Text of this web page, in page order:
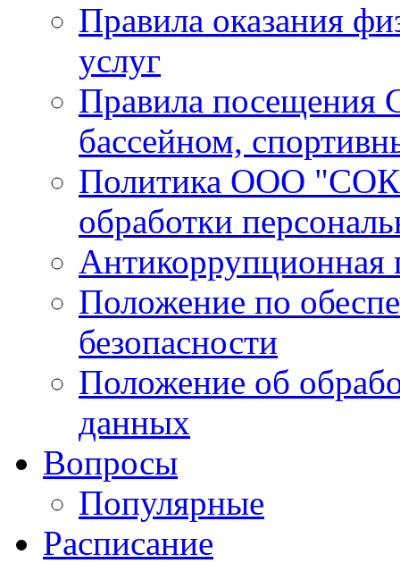
Правила оказания
услуг
Правила посещения
бассейном,
Политика ООО "СОК
обработки
Положение по
безопасности
Положение об
данных
Вопросы
Популярные
Расписание